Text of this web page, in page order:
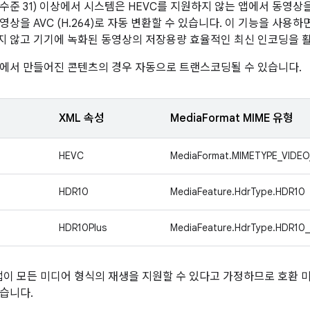
준 31) 이상에서 시스템은 HEVC를 지원하지 않는 앱에서 동영
상을 AVC (H.264)로 자동 변환할 수 있습니다. 이 기능을 사용하
않고 기기에 녹화된 동영상의 저장용량 효율적인 최신 인코딩을
서 만들어진 콘텐츠의 경우 자동으로 트랜스코딩될 수 있습니다.
XML 속성 MediaFormat MIME 유형
HEVC
HDR10 MediaFeature.HdrType.HDR10
HDR10Plus
모든 미디어 형식의 재생을 지원할 수 있다고 가정하므로 호환
니다.